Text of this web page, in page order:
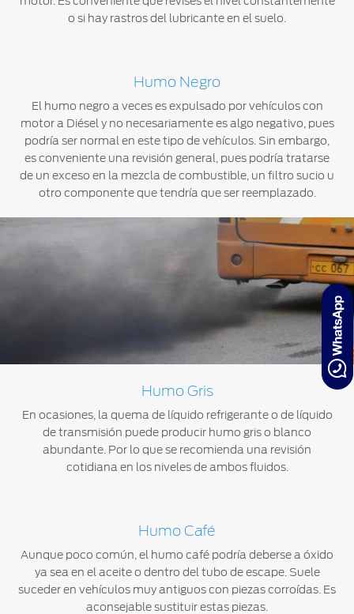
o si hay rastros del lubricante en el suelo.
Humo Negro
El humo negro a veces es expulsado por vehículos con
motor a Diésel y no necesariamente es algo negativo, pues
podría ser normal en este tipo de vehículos. Sin embargo,
es conveniente una revisión general, pues podría tratarse
de un exceso en la mezcla de combustible, un filtro sucio u
otro componente que tendría que ser reemplazado.
Humo Gris
En ocasiones, la quema de líquido refrigerante o de líquido
de transmisión puede producir humo gris o blanco
abundante. Por lo que se recomienda una revisión
cotidiana en los niveles de ambos fluidos.
Humo Café
Aunque poco común, el humo café podría deberse a óxido
ya sea en el aceite o dentro del tubo de escape. Suele
suceder en vehículos muy antiguos con piezas corroídas. Es
aconsejable sustituir estas piezas.